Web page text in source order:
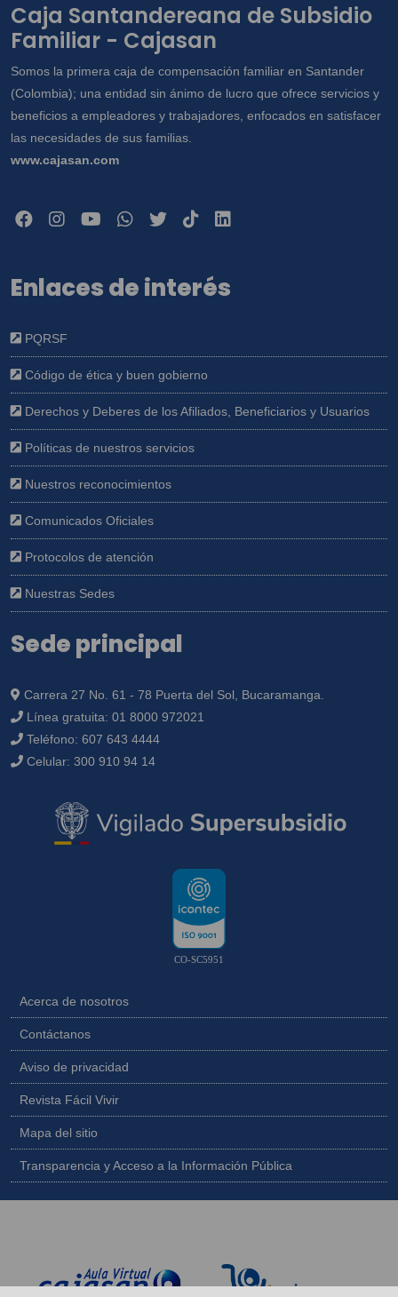
Caja Santandereana de Subsidio
Familiar - Cajasan
Somos la primera caja de compensación familiar en Santander
(Colombia); una entidad sin ánimo de lucro que ofrece servicios y
beneficios a empleadores y trabajadores, enfocados en satisfacer
las necesidades de sus familias.
www.cajasan.com
Enlaces de interés
PQRSF
Código de ética y buen gobierno
Derechos y Deberes de los Afiliados, Beneficiarios y Usuarios
Políticas de nuestros servicios
Nuestros reconocimientos
Comunicados Oficiales
Protocolos de atención
Nuestras Sedes
Sede principal
Carrera 27 No. 61 - 78 Puerta del Sol, Bucaramanga.
Línea gratuita: 01 8000 972021
Teléfono: 607 643 4444
Celular: 300 910 94 14
CO-SC5951
Acerca de nosotros
Contáctanos
Aviso de privacidad
Revista Fácil Vivir
Mapa del sitio
Transparencia y Acceso a la Información Pública